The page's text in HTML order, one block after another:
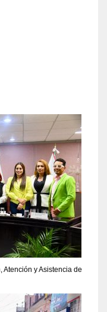
Atención y Asistencia de